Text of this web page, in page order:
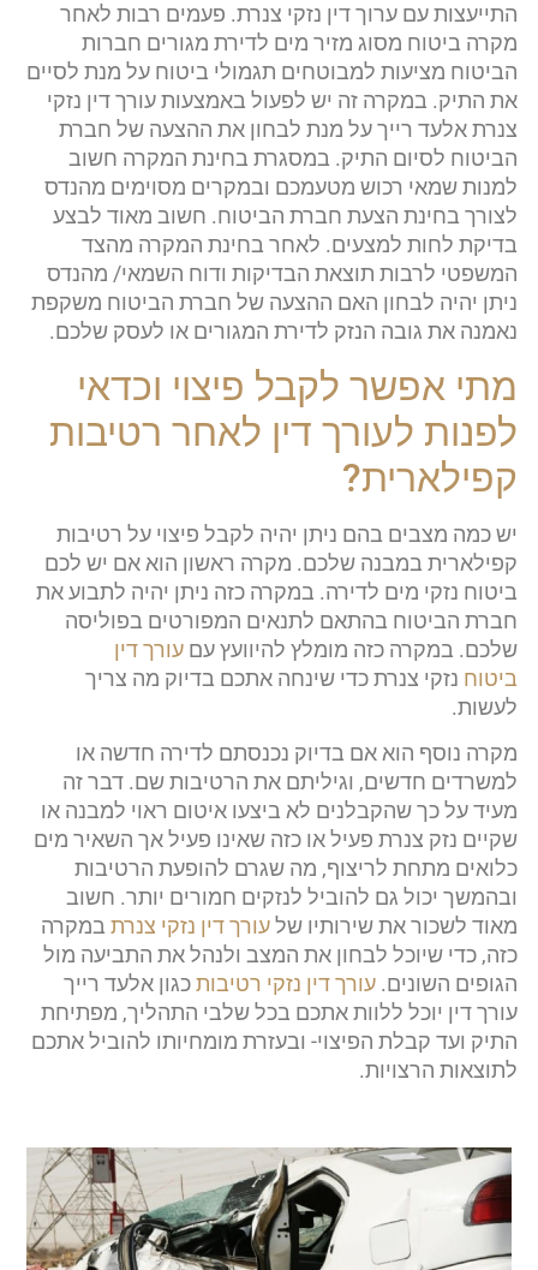
התייעצות עם ערוך דין נזקי צנרת. פעמים רבות לאחר
מקרה ביטוח מסוג מזיר מים לדירת מגורים חברות
הביטוח מציעות למבוטחים תגמולי ביטוח על מנת לסיים
את התיק. במקרה זה יש לפעול באמצעות עורך דין נזקי
צנרת אלעד רייך על מנת לבחון את ההצעה של חברת
הביטוח לסיום התיק. במסגרת בחינת המקרה חשוב
למנות שמאי רכוש מטעמכם ובמקרים מסוימים מהנדס
לצורך בחינת הצעת חברת הביטוח. חשוב מאוד לבצע
בדיקת לחות למצעים. לאחר בחינת המקרה מהצד
המשפטי לרבות תוצאת הבדיקות ודוח השמאי/ מהנדס
ניתן יהיה לבחון האם ההצעה של חברת הביטוח משקפת
נאמנה את גובה הנזק לדירת המגורים או לעסק שלכם.
מתי אפשר לקבל פיצוי וכדאי
לפנות לעורך דין לאחר רטיבות
קפילארית?
יש כמה מצבים בהם ניתן יהיה לקבל פיצוי על רטיבות
קפילארית במבנה שלכם. מקרה ראשון הוא אם יש לכם
ביטוח נזקי מים לדירה. במקרה כזה ניתן יהיה לתבוע את
חברת הביטוח בהתאם לתנאים המפורטים בפוליסה
שלכם. במקרה כזה מומלץ להיוועץ עם עורך דין
ביטוח נזקי צנרת כדי שינחה אתכם בדיוק מה צריך
לעשות.
מקרה נוסף הוא אם בדיוק נכנסתם לדירה חדשה או
למשרדים חדשים, וגיליתם את הרטיבות שם. דבר זה
מעיד על כך שהקבלנים לא ביצעו איטום ראוי למבנה או
שקיים נזק צנרת פעיל או כזה שאינו פעיל אך השאיר מים
כלואים מתחת לריצוף, מה שגרם להופעת הרטיבות
ובהמשך יכול גם להוביל לנזקים חמורים יותר. חשוב
מאוד לשכור את שירותיו שלעורך דין נזקי צנרת במקרה
כזה, כדי שיוכל לבחון את המצב ולנהל את התביעה מול
הגופים השונים. עורך דין נזקי רטיבותכגון אלעד רייך
עורך דין יוכל ללוות אתכם בכל שלבי התהליך, מפתיחת
התיק ועד קבלת הפיצוי- ובעזרת מומחיותו להוביל אתכם
לתוצאות הרצויות.